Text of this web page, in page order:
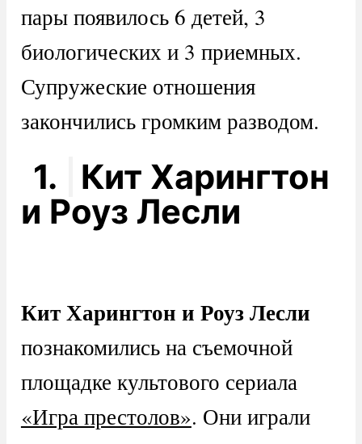
пары появилось 6 детей, 3
биологических и 3 приемных.
Супружеские отношения
закончились громким разводом.
1.
Кит Харингтон
и Роуз Лесли
Кит Харингтон и Роуз Лесли
познакомились на съемочной
площадке культового сериала
«Игра престолов». Они играли